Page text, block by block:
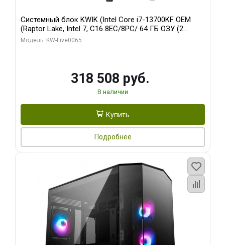
Системный блок KWIK (Intel Core i7-13700KF OEM
(Raptor Lake, Intel 7, C16 8EC/8PC/ 64 ГБ ОЗУ (2
модуля)/ ASUS RTX5080 PROART OC 16GB GDDR7
Модель: KW-Live0065
318 508 руб.
В наличии
Купить
Подробнее